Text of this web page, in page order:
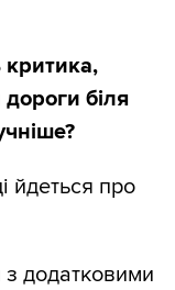
критика,
біля
йдеться про
додатковими